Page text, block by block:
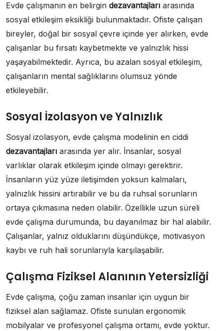
Evde çalışmanın en belirgin dezavantajları arasında
sosyal etkileşim eksikliği bulunmaktadır. Ofiste çalışan
bireyler, doğal bir sosyal çevre içinde yer alırken, evde
çalışanlar bu fırsatı kaybetmekte ve yalnızlık hissi
yaşayabilmektedir. Ayrıca, bu azalan sosyal etkileşim,
çalışanların mental sağlıklarını olumsuz yönde
etkileyebilir.
Sosyal İzolasyon ve Yalnızlık
Sosyal izolasyon, evde çalışma modelinin en ciddi
dezavantajları arasında yer alır. İnsanlar, sosyal
varlıklar olarak etkileşim içinde olmayı gerektirir.
İnsanların yüz yüze iletişimden yoksun kalmaları,
yalnızlık hissini artırabilir ve bu da ruhsal sorunların
ortaya çıkmasına neden olabilir. Özellikle uzun süreli
evde çalışma durumunda, bu dayanılmaz bir hal alabilir.
Çalışanlar, yalnız olduklarını düşündükçe, motivasyon
kaybı ve ruh hali sorunlarıyla karşılaşabilir.
Çalışma Fiziksel Alanının Yetersizliği
Evde çalışma, çoğu zaman insanlar için uygun bir
fiziksel alan sağlamaz. Ofiste sunulan ergonomik
mobilyalar ve profesyonel çalışma ortamı, evde yoktur.